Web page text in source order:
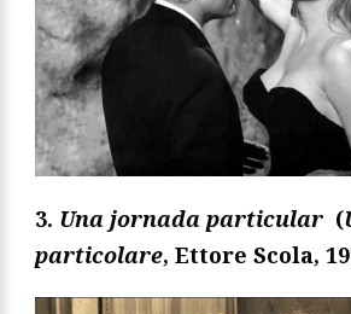
3. Una jornada particular (
particolare, Ettore Scola,